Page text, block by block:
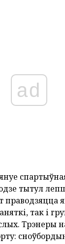
ad
тытул
праводзяцца
так і
Трэнеры